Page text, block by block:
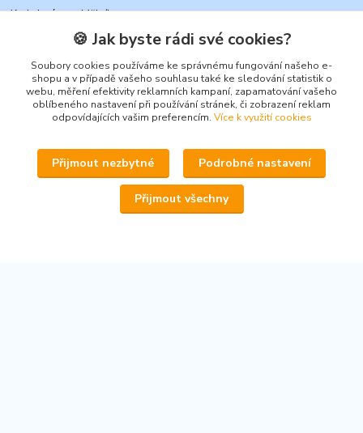
Kudy k nám na Mělník
Kontakty
🍪 Jak byste rádi své cookies?
Soubory cookies používáme ke správnému fungování našeho e-
shopu a v případě vašeho souhlasu také ke sledování statistik o
webu, měření efektivity reklamních kampaní, zapamatování vašeho
oblíbeného nastavení při používání stránek, či zobrazení reklam
odpovídajících vašim preferencím. Více k využití cookies
Přijmout nezbytné Podrobné nastavení
Přijmout všechny